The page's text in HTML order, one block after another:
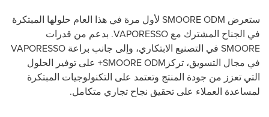
ستعرض SMOORE ODM لأول مرة في هذا العام حلولها المبتكرة
في الجناح المشترك مع VAPORESSO. بدعم من قدرات
SMOORE في التصنيع الابتكاري، وإلى جانب براعة VAPORESSO
في مجال التسويق، تركزSMOORE ODM+ على توفير الحلول
التي تعزز من جودة المنتج وتعتمد على التكنولوجيات المبتكرة
لمساعدة العملاء على تحقيق نجاح تجاري متكامل.